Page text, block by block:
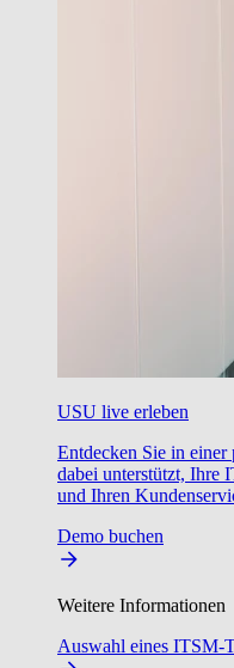
USU live erleben
Entdecken Sie in
dabei unterstützt, Ihre
und Ihren
Demo buchen
Weitere Informationen
Auswahl eines ITSM-